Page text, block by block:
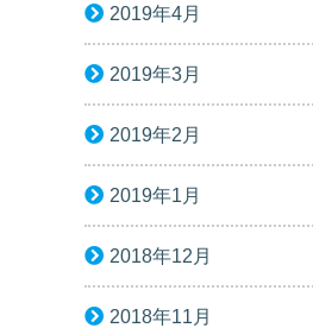
2019年4月
2019年3月
2019年2月
2019年1月
2018年12月
2018年11月